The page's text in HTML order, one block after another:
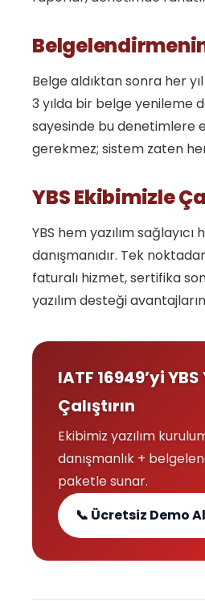
Belge aldıktan sonra her
3 yılda bir belge yenileme
sayesinde bu denetimlere
gerekmez; sistem zaten her
YBS Ekibimizle
YBS hem yazılım
danışmanıdır. Tek
faturalı hizmet, sertifika
yazılım desteği
IATF 16949’yi
Çalıştırın
Ekibimiz yazılım
danışmanlık +
paketle sunar.
📞 Ücretsiz Demo